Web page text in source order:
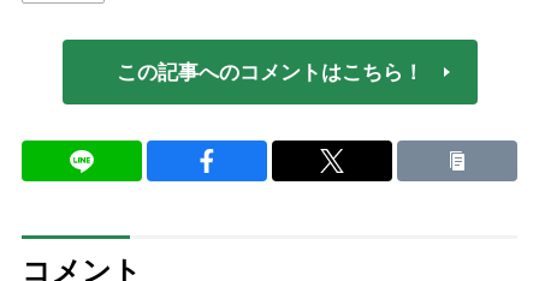
この記事へのコメントはこちら！
コメント